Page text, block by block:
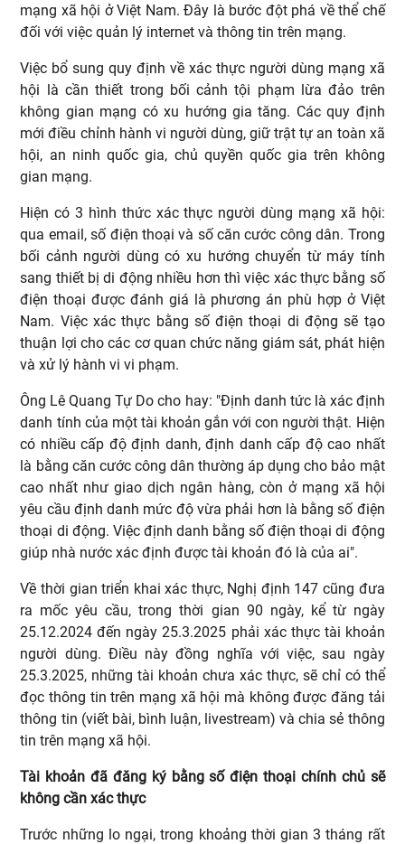
mạng xã hội ở Việt Nam. Đây là bước đột phá về thể chế
đối với việc quản lý internet và thông tin trên mạng.
Việc bổ sung quy định về xác thực người dùng mạng xã
hội là cần thiết trong bối cảnh tội phạm lừa đảo trên
không gian mạng có xu hướng gia tăng. Các quy định
mới điều chỉnh hành vi người dùng, giữ trật tự an toàn xã
hội, an ninh quốc gia, chủ quyền quốc gia trên không
gian mạng.
Hiện có 3 hình thức xác thực người dùng mạng xã hội:
qua email, số điện thoại và số căn cước công dân. Trong
bối cảnh người dùng có xu hướng chuyển từ máy tính
sang thiết bị di động nhiều hơn thì việc xác thực bằng số
điện thoại được đánh giá là phương án phù hợp ở Việt
Nam. Việc xác thực bằng số điện thoại di động sẽ tạo
thuận lợi cho các cơ quan chức năng giám sát, phát hiện
và xử lý hành vi vi phạm.
Ông Lê Quang Tự Do cho hay: "Định danh tức là xác định
danh tính của một tài khoản gắn với con người thật. Hiện
có nhiều cấp độ định danh, định danh cấp độ cao nhất
là bằng căn cước công dân thường áp dụng cho bảo mật
cao nhất như giao dịch ngân hàng, còn ở mạng xã hội
yêu cầu định danh mức độ vừa phải hơn là bằng số điện
thoại di động. Việc định danh bằng số điện thoại di động
giúp nhà nước xác định được tài khoản đó là của ai".
Về thời gian triển khai xác thực, Nghị định 147 cũng đưa
ra mốc yêu cầu, trong thời gian 90 ngày, kể từ ngày
25.12.2024 đến ngày 25.3.2025 phải xác thực tài khoản
người dùng. Điều này đồng nghĩa với việc, sau ngày
25.3.2025, những tài khoản chưa xác thực, sẽ chỉ có thể
đọc thông tin trên mạng xã hội mà không được đăng tải
thông tin (viết bài, bình luận, livestream) và chia sẻ thông
tin trên mạng xã hội.
Tài khoản đã đăng ký bằng số điện thoại chính chủ sẽ
không cần xác thực
Trước những lo ngại, trong khoảng thời gian 3 tháng rất